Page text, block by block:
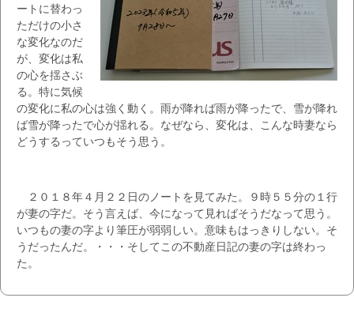
ートに替わっ
ただけの小さ
な変化なのだ
が、変化は私
の心を揺さぶ
る。特に気候
の変化に私の心は強く動く。雨が降れば雨が降ったで、雪が降れ
ば雪が降ったで心が揺れる。なぜなら、変化は、こんな時妻なら
どうするっていつもそう思う。
２０１８年４月２２日のノートを見てみた。９時５５分の１行
が妻の字だ。そう言えば、今になって見ればそうだなって思う。
いつもの妻の字より筆圧が弱弱しい。意味もはっきりしない。そ
うだったんだ。・・・そしてこの不動産日記の妻の字は終わっ
た。